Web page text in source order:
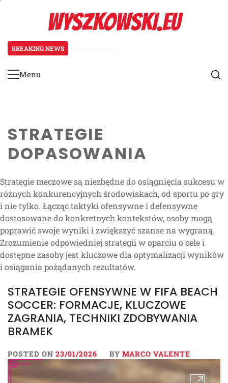
WYSZKOWSKI.EU
BREAKING NEWS
Primary
Menu
STRATEGIE
DOPASOWANIA
Strategie meczowe są niezbędne do osiągnięcia sukcesu w
różnych konkurencyjnych środowiskach, od sportu po gry
i nie tylko. Łącząc taktyki ofensywne i defensywne
dostosowane do konkretnych kontekstów, osoby mogą
poprawić swoje wyniki i zwiększyć szanse na wygraną.
Zrozumienie odpowiedniej strategii w oparciu o cele i
dostępne zasoby jest kluczowe dla optymalizacji wyników
i osiągania pożądanych rezultatów.
STRATEGIE OFENSYWNE W FIFA BEACH
SOCCER: FORMACJE, KLUCZOWE
ZAGRANIA, TECHNIKI ZDOBYWANIA
BRAMEK
POSTED ON 23/01/2026 BY MARCO VALENTE